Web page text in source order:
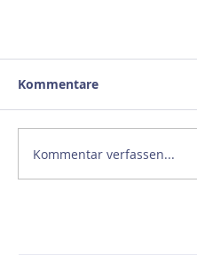
Kommentare
Kommentar verfassen...